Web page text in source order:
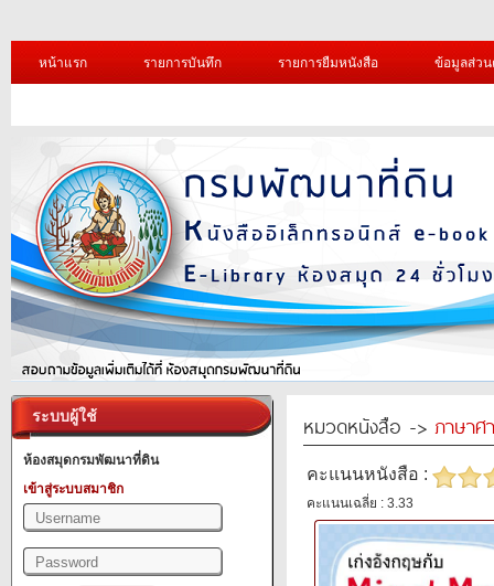
หน้าแรก รายการบันทึก รายการยืมหนังสือ ข้อมูลส่ว
ระบบผู้ใช้
ห้องสมุดกรมพัฒนาที่ดิน
เข้าสู่ระบบสมาชิก
หมวดหนังสือ -> ภาษาศ
คะแนนหนังสือ :
คะแนนเฉลี่ย : 3.33